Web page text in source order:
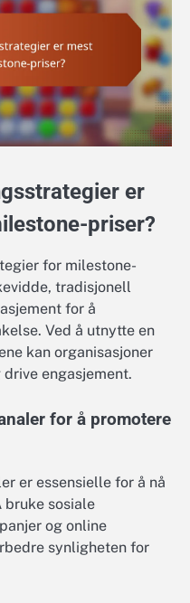
er
priser?
for milestone-
tradisjonell
for å
Ved å utnytte en
kan organisasjoner
engasjement.
for å promotere
er essensielle for å nå
sosiale
og online
synligheten for